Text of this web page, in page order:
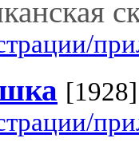
[1928]